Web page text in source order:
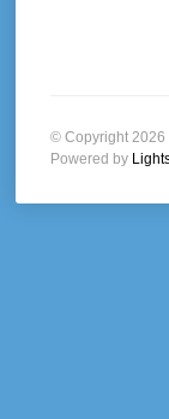
© Copyright 2026
Powered by